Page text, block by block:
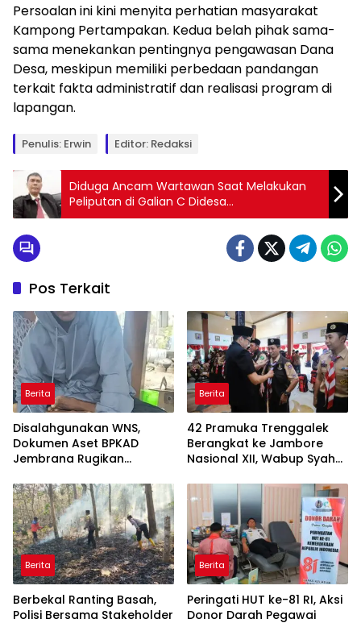
Persoalan ini kini menyita perhatian masyarakat
Kampong Pertampakan. Kedua belah pihak sama-
sama menekankan pentingnya pengawasan Dana
Desa, meskipun memiliki perbedaan pandangan
terkait fakta administratif dan realisasi program di
lapangan.
Penulis: Erwin Editor: Redaksi
Diduga Ancam Wartawan Saat Melakukan
Peliputan di Galian C Didesa
Umeanyar,Kuasa Hukum Akan Tempuh Jalur
Pos Terkait
Berita
Disalahgunakan WNS,
Dokumen Aset BPKAD
Jembrana Rugikan
Berita
42 Pramuka Trenggalek
Berangkat ke Jambore
Nasional XII, Wabup Syah
Daerah
Berita
Berbekal Ranting Basah,
Polisi Bersama Stakeholder
Berita
Peringati HUT ke-81 RI, Aksi
Donor Darah Pegawai